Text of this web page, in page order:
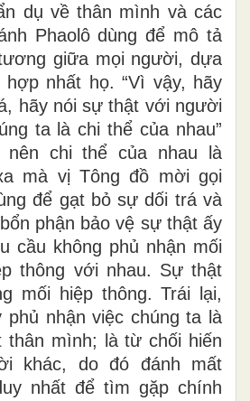
dụ về thân mình và các
Phaolô dùng để mô tả
giữa mọi người, dựa
hợp nhất họ. “Vì vậy, hãy
hãy nói sự thật với người
ta là chi thể của nhau”
nên chi thể của nhau là
mà vị Tông đồ mời gọi
để gạt bỏ sự dối trá và
phận bảo vệ sự thật ấy
cầu không phủ nhận mối
thông với nhau. Sự thật
mối hiệp thông. Trái lại,
nhận việc chúng ta là
thân mình; là từ chối hiến
khác, do đó đánh mất
nhất để tìm gặp chính